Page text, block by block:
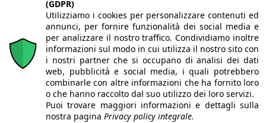
multidisciplinare, aperto, adattabile. Abbiamo avuto
la fortuna – o forse il merito – di spaziare tra
destinazioni d’uso e scale molto diverse, dalla
lampada disegnata per Fontana Arte fino a campus
universitari di oltre 60.000 m².
Se dovessi sintetizzare i tratti comuni dei progetti
(GDPR)
Utilizziamo i cookies per personalizzare contenuti ed
annunci, per fornire funzionalità dei social media e
per analizzare il nostro traffico. Condividiamo inoltre
informazioni sul modo in cui utilizza il nostro sito con
i nostri partner che si occupano di analisi dei dati
web, pubblicità e social media, i quali potrebbero
combinarle con altre informazioni che ha fornito loro
o che hanno raccolto dal suo utilizzo dei loro servizi.
Puoi trovare maggiori informazioni e dettagli sulla
nostra pagina Privacy policy integrale.